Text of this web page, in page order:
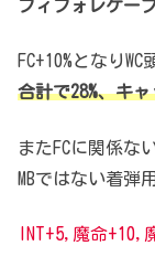
フィフォレケー
FC+10%となりWC
合計で28%、キ
またFCに関係な
MBではない着弾
INT+5,魔命+10,